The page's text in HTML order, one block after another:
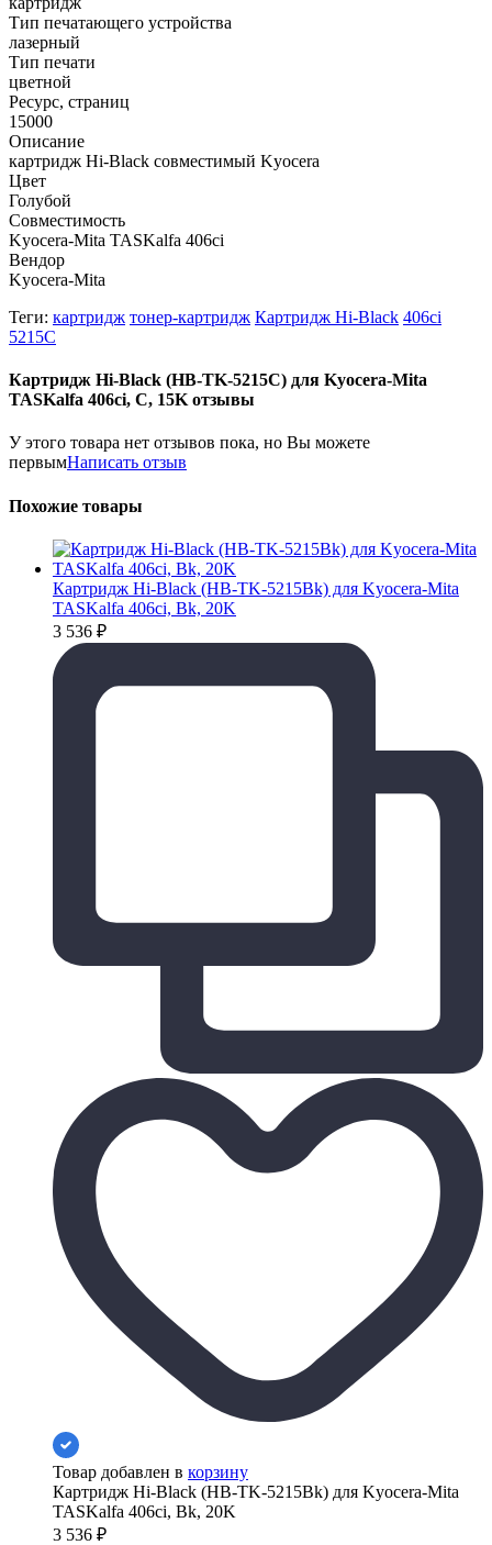
Тип печатающего устройства
лазерный
Тип печати
цветной
Ресурс, страниц
15000
Описание
картридж Hi-Black совместимый Kyocera
Цвет
Голубой
Совместимость
Kyocera-Mita TASKalfa 406ci
Вендор
Kyocera-Mita
Теги: картридж тонер-картридж Картридж Hi-Black 406ci
5215C
Картридж Hi-Black (HB-TK-5215C) для Kyocera-Mita
TASKalfa 406ci, C, 15K отзывы
У этого товара нет отзывов пока, но Вы можете
первымНаписать отзыв
Похожие товары
Картридж Hi-Black (HB-TK-5215Bk) для Kyocera-Mita
TASKalfa 406ci, Bk, 20K
3 536 ₽
Товар добавлен в корзину
Картридж Hi-Black (HB-TK-5215Bk) для Kyocera-Mita
TASKalfa 406ci, Bk, 20K
3 536 ₽